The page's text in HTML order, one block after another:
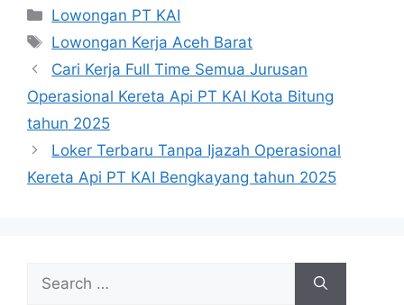
Categories
Lowongan PT KAI
Tags
Lowongan Kerja Aceh Barat
Cari Kerja Full Time Semua Jurusan
Operasional Kereta Api PT KAI Kota Bitung
tahun 2025
Loker Terbaru Tanpa Ijazah Operasional
Kereta Api PT KAI Bengkayang tahun 2025
for: